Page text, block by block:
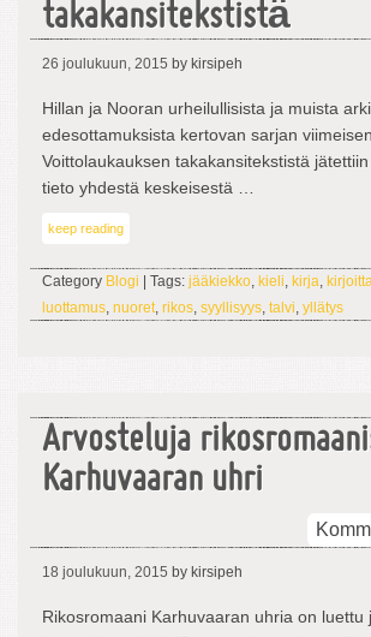
takakansitekstistä
26 joulukuun, 2015 by kirsipeh
Hillan ja Nooran urheilullisista ja muista
edesottamuksista kertovan sarjan
Voittolaukauksen takakansitekstistä
tieto yhdestä keskeisestä …
keep reading
Category Blogi | Tags: jääkiekko, kieli, kirja,
luottamus, nuoret, rikos, syyllisyys, talvi, yllätys
Arvosteluja
Karhuvaaran uhri
18 joulukuun, 2015 by kirsipeh
Rikosromaani Karhuvaaran uhria on luettu